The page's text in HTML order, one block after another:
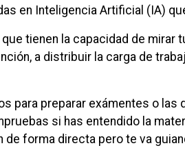
en Inteligencia Artificial (IA)
tienen la capacidad de mirar
a distribuir la carga de
para preparar exámentes o las
si has entendido la
forma directa pero te va